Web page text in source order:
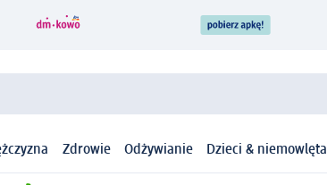
Zdrowie Odżywianie Dzieci & niemowlęta